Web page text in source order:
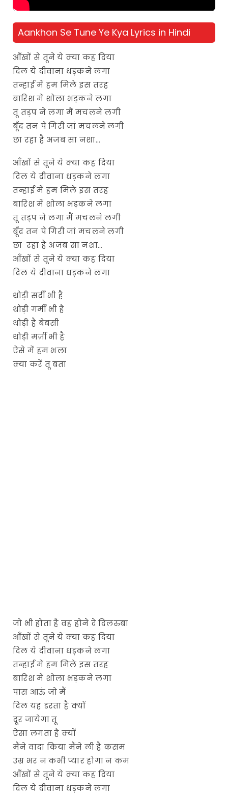
Aankhon Se Tune Ye Kya Lyrics in Hindi
आँखों से तूने ये क्या कह दिया
दिल ये दीवाना धड़कने लगा
तन्हाई में हम मिले इस तरह
बारिश में शोला भड़कने लगा
तू तड़प ने लगा मैं मचलने लगी
बूँद तन पे गिरी जां मचलने लगी
छा रहा है अजब सा नशा…
आँखों से तूने ये क्या कह दिया
दिल ये दीवाना धड़कने लगा
तन्हाई में हम मिले इस तरह
बारिश में शोला भड़कने लगा
तू तड़प ने लगा मैं मचलने लगी
बूँद तन पे गिरी जां मचलने लगी
छा रहा है अजब सा नशा…
आँखों से तूने ये क्या कह दिया
दिल ये दीवाना धड़कने लगा
थोड़ी सर्दी भी है
थोड़ी गर्मी भी है
थोड़ी है बेबसी
थोड़ी मर्ज़ी भी है
ऐसे में हम भला
क्या करें तू बता
जो भी होता है वह होने दे दिलरुबा
आँखों से तूने ये क्या कह दिया
दिल ये दीवाना धड़कने लगा
तन्हाई में हम मिले इस तरह
बारिश में शोला भड़कने लगा
पास आऊं जो मैं
दिल यह डरता है क्यों
दूर जायेगा तू
ऐसा लगता है क्यों
मैंने वादा किया मैंने ली है कसम
उम्र भर न कभी प्यार होगा न कम
आँखों से तूने ये क्या कह दिया
दिल ये दीवाना धड़कने लगा